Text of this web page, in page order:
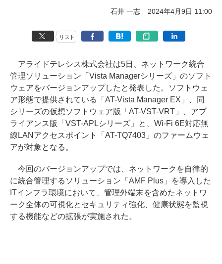
石井 一志 2024年4月9日 11:00
リスト
アライドテレシス株式会社は5日、ネットワーク統合
管理ソリューション「Vista Managerシリーズ」のソフト
ウェアをバージョンアップしたと発表した。ソフトウェ
ア形態で提供されている「AT-Vista Manager EX」、同
シリーズの仮想ソフトウェア版「AT-VST-VRT」、アプ
ライアンス版「VST-APLシリーズ」と、Wi-Fi 6E対応無
線LANアクセスポイント「AT-TQ7403」のファームウェ
アが対象となる。
今回のバージョンアップでは、ネットワークを自律的
に統合管理するソリューション「AMF Plus」を導入した
ITインフラ環境において、管理外端末を含めたネットワ
ーク全体の可視化とセキュリティ強化、健康状態を監視
する機能などの拡張が実施された。